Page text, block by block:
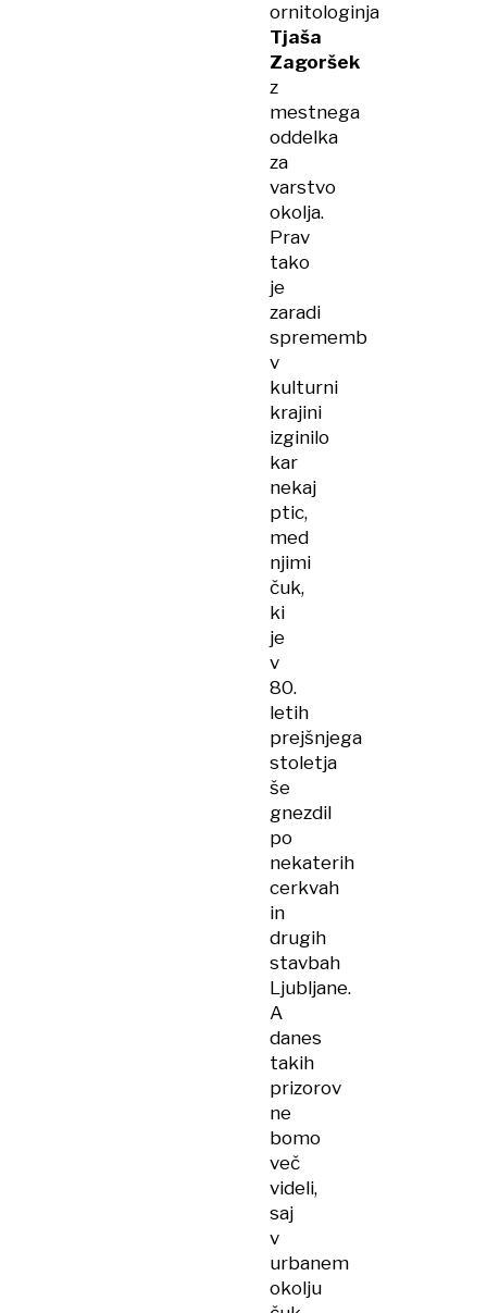
ornitologinja
Tjaša
Zagoršek
z
mestnega
oddelka
za
varstvo
okolja.
Prav
tako
je
zaradi
sprememb
v
kulturni
krajini
izginilo
kar
nekaj
ptic,
med
njimi
čuk,
ki
je
v
80.
letih
prejšnjega
stoletja
še
gnezdil
po
nekaterih
cerkvah
in
drugih
stavbah
Ljubljane.
A
danes
takih
prizorov
ne
bomo
več
videli,
saj
v
urbanem
okolju